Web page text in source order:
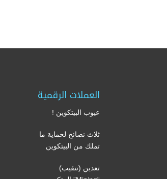
العملات الرقمية
عيوب البيتكوين !
ثلاث نصائح لحماية ما
تملك من البيتكوين
تعدين (تنقيب)